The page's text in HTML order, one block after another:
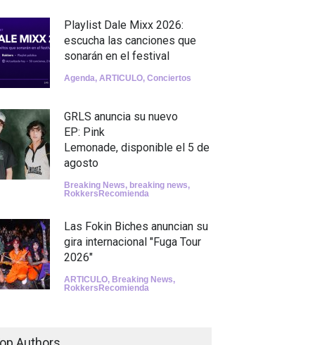
Playlist Dale Mixx 2026:
escucha las canciones que
sonarán en el festival
Agenda, ARTICULO, Conciertos
GRLS anuncia su nuevo
EP: Pink
Lemonade, disponible el 5 de
agosto
Breaking News, breaking news,
RokkersRecomienda
Las Fokin Biches anuncian su
gira internacional "Fuga Tour
2026"
ARTICULO, Breaking News,
RokkersRecomienda